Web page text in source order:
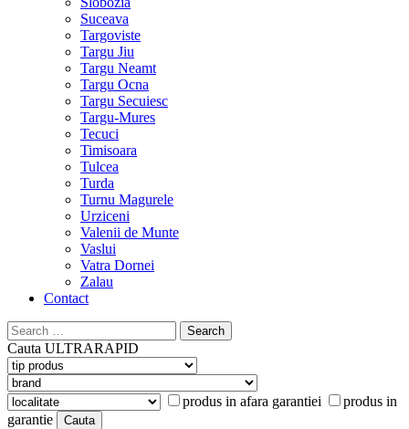
Suceava
Targoviste
Targu Jiu
Targu Neamt
Targu Ocna
Targu Secuiesc
Targu-Mures
Tecuci
Timisoara
Tulcea
Turda
Turnu Magurele
Urziceni
Valenii de Munte
Vaslui
Vatra Dornei
Zalau
Contact
Search
for:
Cauta ULTRARAPID
produs in afara garantiei
produs in
garantie